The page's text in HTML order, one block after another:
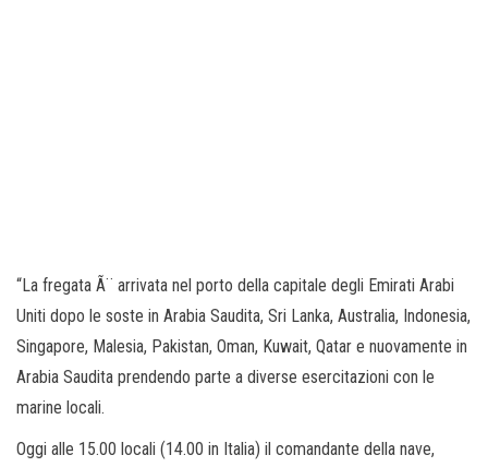
“La fregata Ã¨ arrivata nel porto della capitale degli Emirati Arabi
Uniti dopo le soste in Arabia Saudita, Sri Lanka, Australia, Indonesia,
Singapore, Malesia, Pakistan, Oman, Kuwait, Qatar e nuovamente in
Arabia Saudita prendendo parte a diverse esercitazioni con le
marine locali.
Oggi alle 15.00 locali (14.00 in Italia) il comandante della nave,